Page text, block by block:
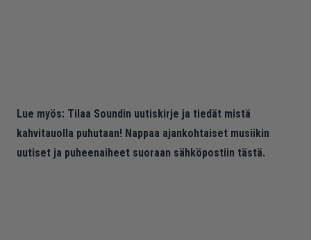
Lue myös: Tilaa Soundin uutiskirje ja tiedät mistä
kahvitauolla puhutaan! Nappaa ajankohtaiset musiikin
uutiset ja puheenaiheet suoraan sähköpostiin tästä.